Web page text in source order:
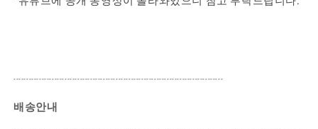
----------------------------------------------------------------------------------
배송안내